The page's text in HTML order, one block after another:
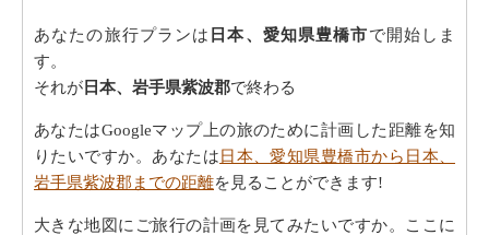
あなたの旅行プランは 日本、愛知県豊橋市で開始しま
す。
それが 日本、岩手県紫波郡で終わる
あなたはGoogleマップ上の旅のために計画した距離を知
りたいですか。あなたは日本、愛知県豊橋市から日本、
岩手県紫波郡までの距離を見ることができます!
大きな地図にご旅行の計画を見てみたいですか。ここに